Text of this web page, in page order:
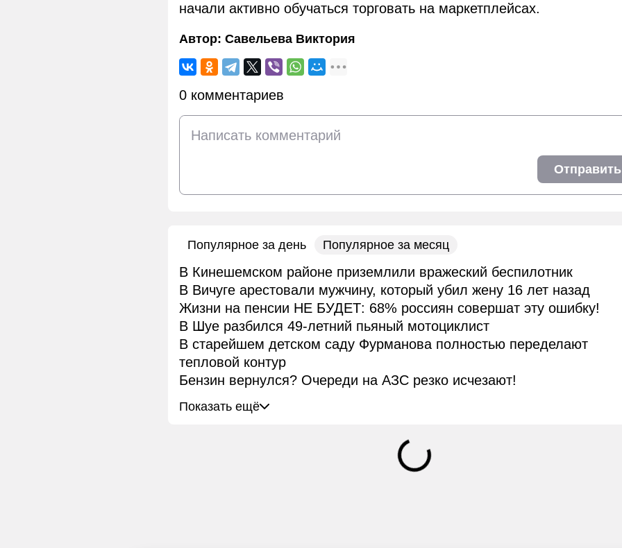
начали активно обучаться торговать на маркетплейсах.
Автор: Савельева Виктория
0 комментариев
Отправить
Популярное за день Популярное за месяц
В Кинешемском районе приземлили вражеский беспилотник
В Вичуге арестовали мужчину, который убил жену 16 лет назад
Жизни на пенсии НЕ БУДЕТ: 68% россиян совершат эту ошибку!
В Шуе разбился 49-летний пьяный мотоциклист
В старейшем детском саду Фурманова полностью переделают
тепловой контур
Бензин вернулся? Очереди на АЗС резко исчезают!
Показать ещё